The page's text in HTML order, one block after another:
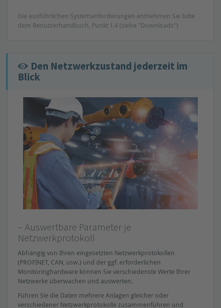
Die ausführlichen Systemanforderungen entnehmen Sie bitte
dem Benutzerhandbuch, Punkt 1.4 (siehe "Downloads")
Den Netzwerkzustand jederzeit im
Blick
– Auswertbare Parameter je
Netzwerkprotokoll
Abhängig von Ihren eingesetzten Netzwerkprotokollen
(PROFINET, CAN, usw.) und der ggf. erforderlichen
Monitoringhardware können Sie verschiedenste Werte Ihrer
Netzwerke überwachen und auswerten.
Führen Sie die Daten mehrere Anlagen gleicher oder
verschiedener Netzwerkprotokolle zusammenführen und